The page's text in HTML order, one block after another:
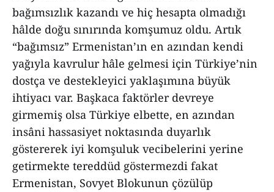
bağımsızlık kazandı ve hiç hesapta olmadığı
hâlde doğu sınırında komşumuz oldu. Artık
“bağımsız” Ermenistan’ın en azından kendi
yağıyla kavrulur hâle gelmesi için Türkiye’nin
dostça ve destekleyici yaklaşımına büyük
ihtiyacı var. Başkaca faktörler devreye
girmemiş olsa Türkiye elbette, en azından
insâni hassasiyet noktasında duyarlık
göstererek iyi komşuluk vecibelerini yerine
getirmekte tereddüd göstermezdi fakat
Ermenistan, Sovyet Blokunun çözülüp